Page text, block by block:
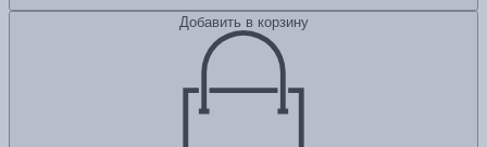
Добавить в корзину